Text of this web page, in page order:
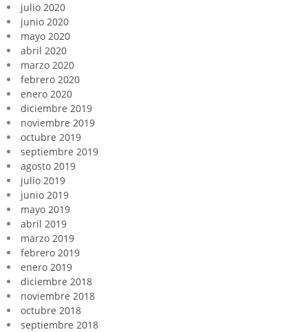
julio 2020
junio 2020
mayo 2020
abril 2020
marzo 2020
febrero 2020
enero 2020
diciembre 2019
noviembre 2019
octubre 2019
septiembre 2019
agosto 2019
julio 2019
junio 2019
mayo 2019
abril 2019
marzo 2019
febrero 2019
enero 2019
diciembre 2018
noviembre 2018
octubre 2018
septiembre 2018